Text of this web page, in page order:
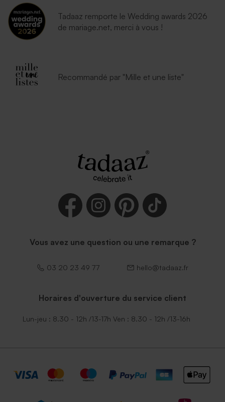
rectangulaire (14 x 12,5 cm)
Tadaaz remporte le Wedding awards 2026
de mariage.net, merci à vous !
Recommandé par "Mille et une liste"
Vous avez une question ou une remarque ?
03 20 23 49 77 hello@tadaaz.fr
Horaires d'ouverture du service client
Lun-jeu : 8.30 - 12h /13-17h Ven : 8.30 - 12h /13-16h